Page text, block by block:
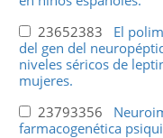
23652383 El
del gen del
niveles séricos de
mujeres.
23793356
farmacogenética